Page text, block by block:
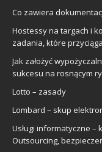
Co zawiera
Hostessy na targach i
zadania, które
Jak założyć
sukcesu na rosnącym
Lotto – zasady
Lombard – skup
Usługi informatyczne –
Outsourcing,